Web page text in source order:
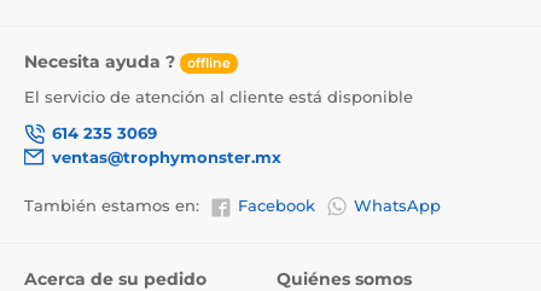
Necesita ayuda ? offline
El servicio de atención al cliente está disponible
614 235 3069
ventas@trophymonster.mx
También estamos en: Facebook WhatsApp
Acerca de su pedido Quiénes somos